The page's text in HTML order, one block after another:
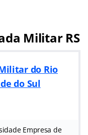
Militar RS
do Rio
do Sul
Empresa de